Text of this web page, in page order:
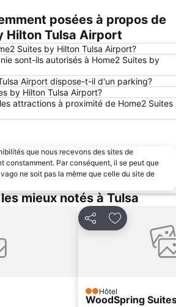
posées à propos de
Hilton Tulsa Airport
Suites by Hilton Tulsa Airport?
sont-ils autorisés à Home2 Suites by
Airport dispose-t-il d'un parking?
by Hilton Tulsa Airport?
attractions à proximité de Home2 Suites
que nous recevons des sites de
constamment. Par conséquent, il se peut que
ne soit pas la même que celle du site de
mieux notés à Tulsa
PartagerAjouter à
2 Étoiles
Hôtel
WoodSpring